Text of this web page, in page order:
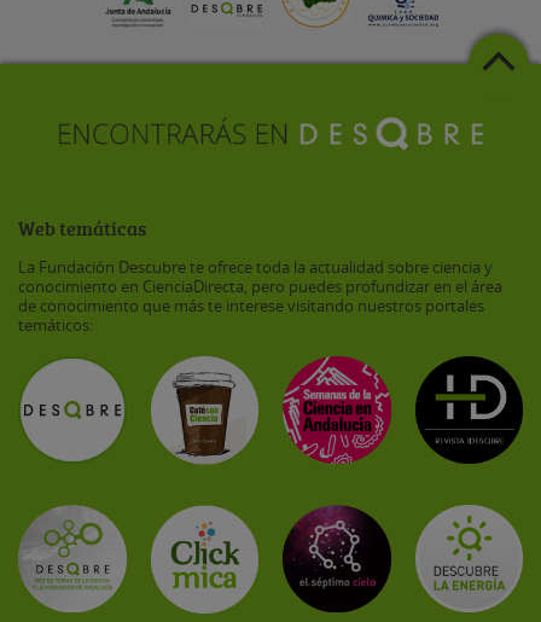
Web temáticas
La Fundación Descubre te ofrece toda la actualidad sobre ciencia y
conocimiento en CienciaDirecta, pero puedes profundizar en el área
de conocimiento que más te interese visitando nuestros portales
temáticos: